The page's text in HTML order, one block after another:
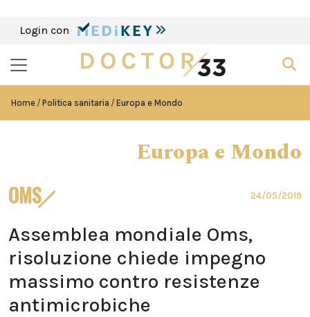
Login con
Home Politica sanitaria Europa e Mondo
Europa e Mondo
OMS 24/05/2019
Assemblea mondiale Oms,
risoluzione chiede impegno
massimo contro resistenze
antimicrobiche